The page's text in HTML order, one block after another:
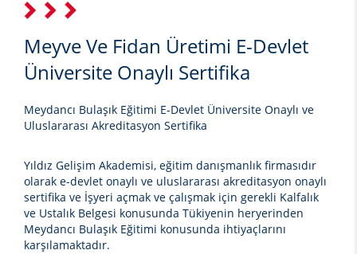
Meyve Ve Fidan Üretimi E-Devlet
Üniversite Onaylı Sertifika
Meydancı Bulaşık Eğitimi E-Devlet Üniversite Onaylı ve
Uluslararası Akreditasyon Sertifika
Yıldız Gelişim Akademisi, eğitim danışmanlık firmasıdır
olarak e-devlet onaylı ve uluslararası akreditasyon onaylı
sertifika ve İşyeri açmak ve çalışmak için gerekli Kalfalık
ve Ustalık Belgesi konusunda Tükiyenin heryerinden
Meydancı Bulaşık Eğitimi konusunda ihtiyaçlarını
karşılamaktadır.